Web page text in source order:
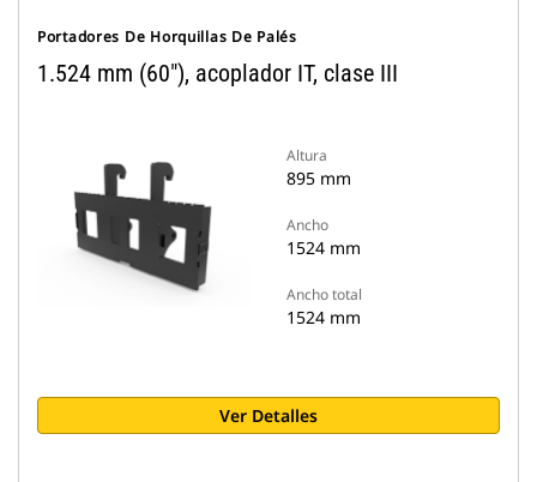
Portadores De Horquillas De Palés
1.524 mm (60"), acoplador IT, clase III
Altura
895 mm
Ancho
1524 mm
Ancho total
1524 mm
Ver Detalles